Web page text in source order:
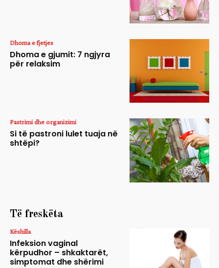
Dhoma e fjetjes
Dhoma e gjumit: 7 ngjyra
për relaksim
Pastrimi dhe organizimi
Si të pastroni lulet tuaja në
shtëpi?
Të freskëta
Këshilla
Infeksion vaginal
kërpudhor – shkaktarët,
simptomat dhe shërimi